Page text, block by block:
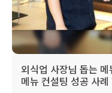
외식업 사장님 돕는
메뉴 컨설팅 성공 사례